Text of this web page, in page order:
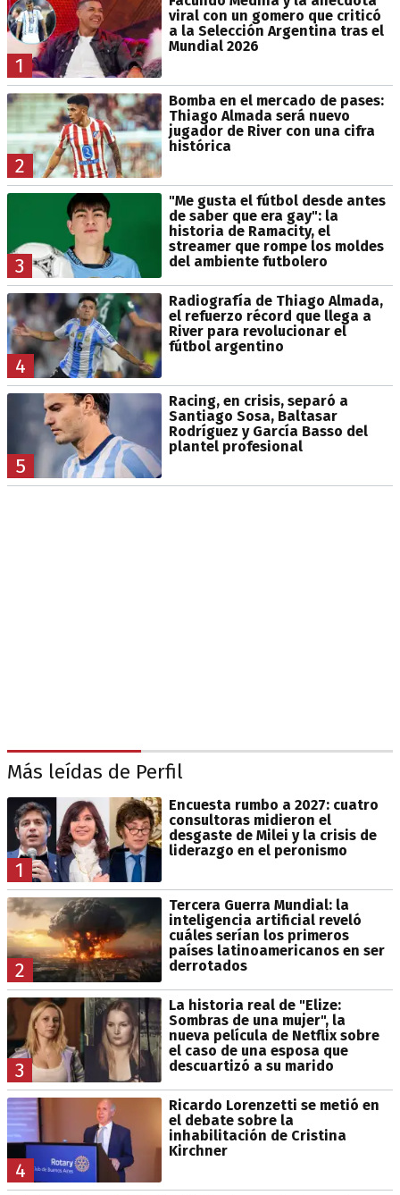
1
viral con un gomero que criticó
a la Selección Argentina tras el
Mundial 2026
2
Bomba en el mercado de pases:
Thiago Almada será nuevo
jugador de River con una cifra
histórica
3
"Me gusta el fútbol desde antes
de saber que era gay": la
historia de Ramacity, el
streamer que rompe los moldes
del ambiente futbolero
4
Radiografía de Thiago Almada,
el refuerzo récord que llega a
River para revolucionar el
fútbol argentino
5
Racing, en crisis, separó a
Santiago Sosa, Baltasar
Rodríguez y García Basso del
plantel profesional
Más leídas de Perfil
1
Encuesta rumbo a 2027: cuatro
consultoras midieron el
desgaste de Milei y la crisis de
liderazgo en el peronismo
2
Tercera Guerra Mundial: la
inteligencia artificial reveló
cuáles serían los primeros
países latinoamericanos en ser
derrotados
3
La historia real de "Elize:
Sombras de una mujer", la
nueva película de Netflix sobre
el caso de una esposa que
descuartizó a su marido
4
Ricardo Lorenzetti se metió en
el debate sobre la
inhabilitación de Cristina
Kirchner